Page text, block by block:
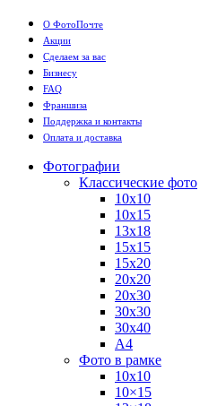
О ФотоПочте
Акции
Сделаем за вас
Бизнесу
FAQ
Франшиза
Поддержка и контакты
Оплата и доставка
Фотографии
Классические фото
10х10
10х15
13х18
15х15
15х20
20х20
20х30
30х30
30х40
А4
Фото в рамке
10х10
10×15